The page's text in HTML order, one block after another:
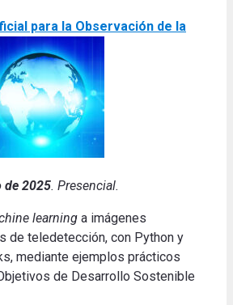
para la Observación de la
de 2025. Presencial.
learning a imágenes
de teledetección, con Python y
mediante ejemplos prácticos
de Desarrollo Sostenible